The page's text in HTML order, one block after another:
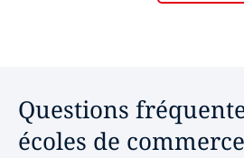
Questions
écoles de commerce